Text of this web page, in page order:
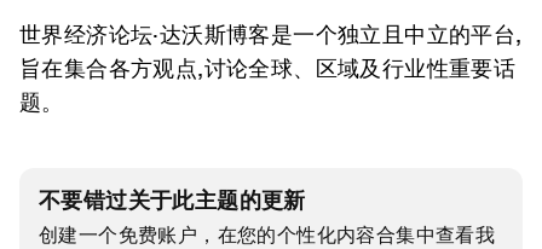
世界经济论坛·达沃斯博客是一个独立且中立的平台,
旨在集合各方观点,讨论全球、区域及行业性重要话
题。
不要错过关于此主题的更新
创建一个免费账户，在您的个性化内容合集中查看我